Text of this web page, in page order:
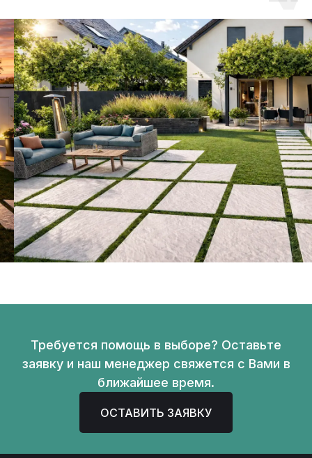
Требуется помощь в выборе? Оставьте
заявку и наш менеджер свяжется с Вами в
ближайшее время.
ОСТАВИТЬ ЗАЯВКУ